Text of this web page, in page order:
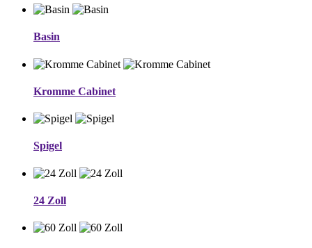
Basin
Kromme Cabinet
Spigel
24 Zoll